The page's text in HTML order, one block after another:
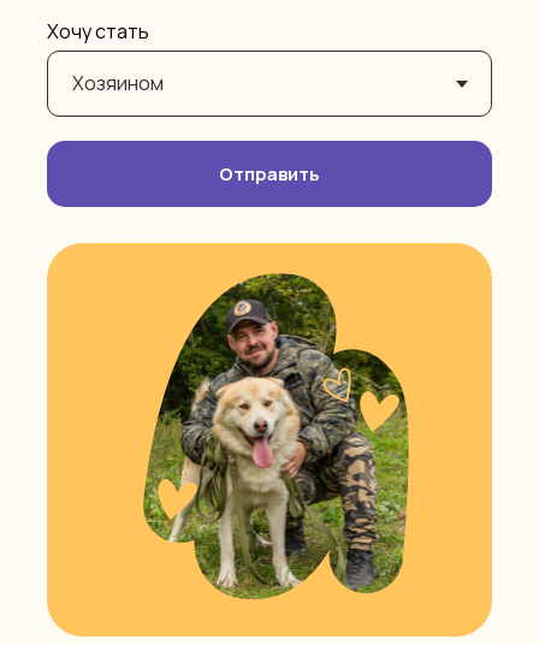
Хочу стать
Отправить